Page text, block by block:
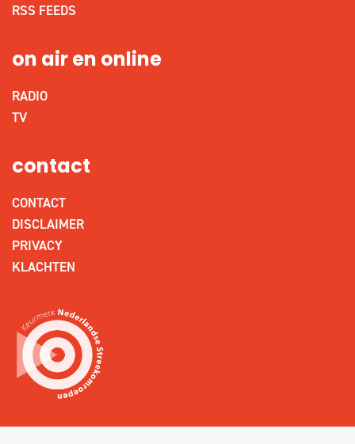
RSS FEEDS
on air en online
RADIO
TV
contact
CONTACT
DISCLAIMER
PRIVACY
KLACHTEN